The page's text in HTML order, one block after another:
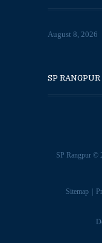
August 8, 2026
SP RANGPUR
SP Rangpur ©
Sitemap